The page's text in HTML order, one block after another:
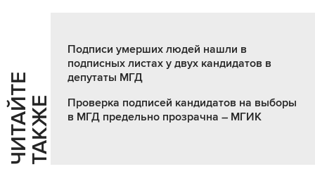
Ч
И
Т
АЙ
Т
Е
Т
А
К
ЖЕ
Подписи умерших людей нашли в
подписных листах у двух кандидатов в
депутаты МГД
Проверка подписей кандидатов на выборы
в МГД предельно прозрачна – МГИК